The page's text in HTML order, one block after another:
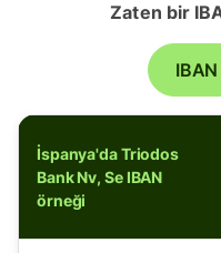
Zaten bir
İspanya'da Triodos
Bank Nv, Se IBAN
örneği